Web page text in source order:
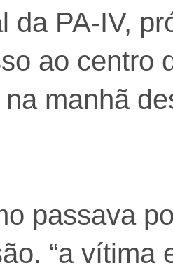
da PA-IV,
ao centro
manhã
passava
“a vítima